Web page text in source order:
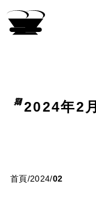
2024年2月
首頁/2024/02